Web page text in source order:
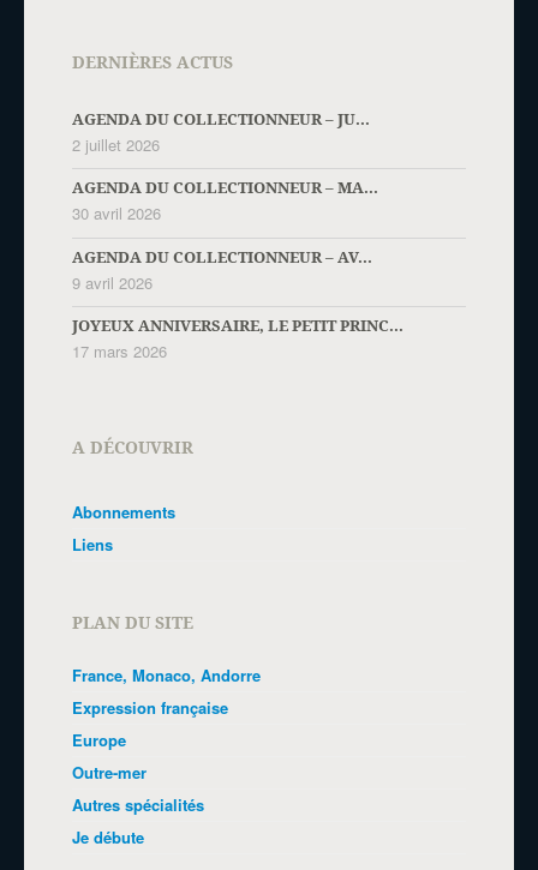
DERNIÈRES ACTUS
AGENDA DU COLLECTIONNEUR – JU...
2 juillet 2026
AGENDA DU COLLECTIONNEUR – MA...
30 avril 2026
AGENDA DU COLLECTIONNEUR – AV...
9 avril 2026
JOYEUX ANNIVERSAIRE, LE PETIT PRINC...
17 mars 2026
A DÉCOUVRIR
Abonnements
Liens
PLAN DU SITE
France, Monaco, Andorre
Expression française
Europe
Outre-mer
Autres spécialités
Je débute